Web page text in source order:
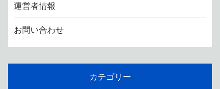
運営者情報
お問い合わせ
カテゴリー